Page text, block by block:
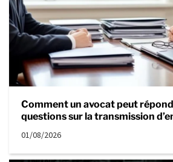
Comment un avocat peut
questions sur la transmission
01/08/2026